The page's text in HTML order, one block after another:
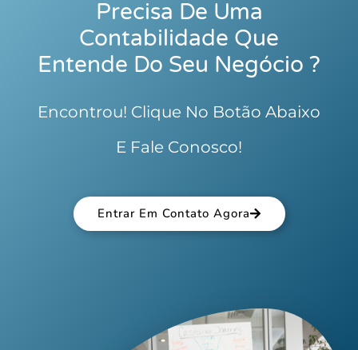
Precisa De Uma
Contabilidade Que
Entende Do Seu Negócio ?
Encontrou! Clique No Botão Abaixo
E Fale Conosco!
Entrar Em Contato Agora